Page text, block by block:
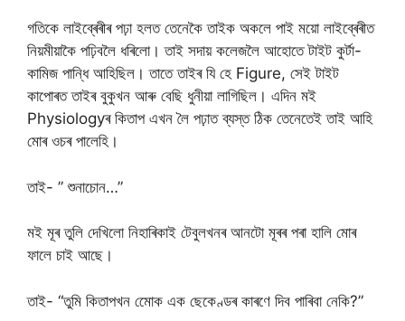
গতিকে লাইব্ৰেৰীৰ পঢ়া হলত তেনেকৈ তাইক অকলে পাই ময়ো লাইব্ৰেৰীত
নিয়মীয়াকৈ পঢ়িবলৈ ধৰিলো। তাই সদায় কলেজলৈ আহোতে টাইট কুর্টা-
কামিজ পান্ধি আহিছিল। তাতে তাইৰ যি হে Figure, সেই টাইট
কাপোৰত তাইৰ বুকুখন আৰু বেছি ধুনীয়া লাগিছিল। এদিন মই
Physiologyৰ কিতাপ এখন লৈ পঢ়াত ব্যস্ত ঠিক তেনেতেই তাই আহি
মোৰ ওচৰ পালেহি।
তাই- ” শুনাচোন…”
মই মূৰ তুলি দেখিলো নিহাৰিকাই টেবুলখনৰ আনটো মূৰৰ পৰা হালি মোৰ
ফালে চাই আছে।
তাই- “তুমি কিতাপখন মোেক এক ছেকেণ্ডৰ কাৰণে দিব পাৰিবা নেকি?”